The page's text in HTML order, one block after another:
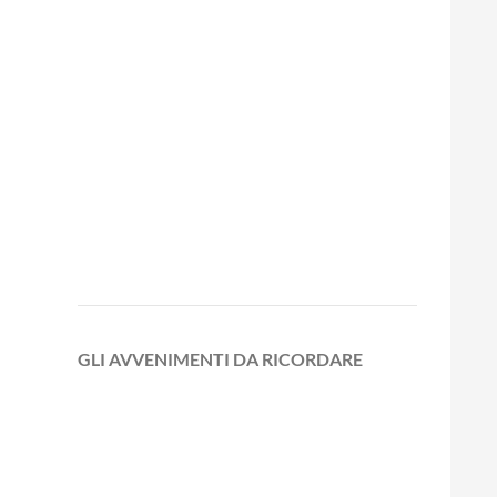
GLI AVVENIMENTI DA RICORDARE